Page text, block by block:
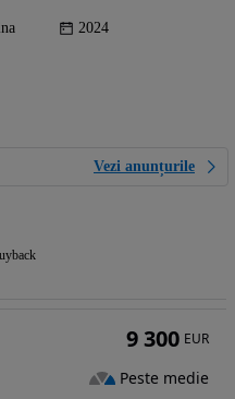
2024
Vezi anunțurile
9 300 EUR
Peste medie